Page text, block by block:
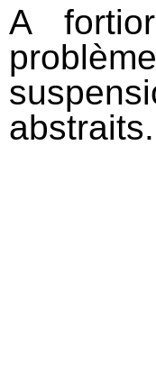
A
abstraits.